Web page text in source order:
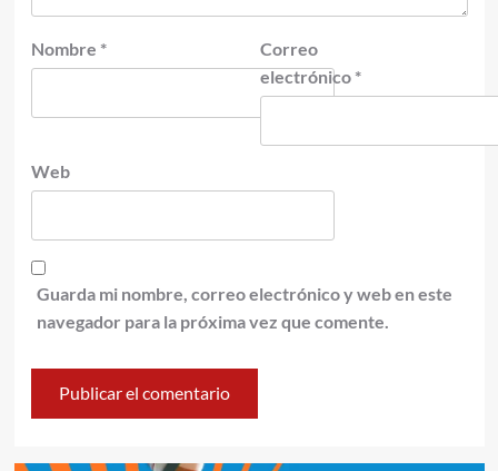
Nombre *
Correo
electrónico *
Web
Guarda mi nombre, correo electrónico y web en este
navegador para la próxima vez que comente.